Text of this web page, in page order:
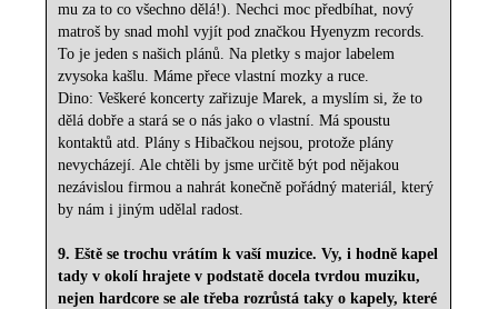
mu za to co všechno dělá!). Nechci moc předbíhat, nový
matroš by snad mohl vyjít pod značkou Hyenyzm records.
To je jeden s našich plánů. Na pletky s major labelem
zvysoka kašlu. Máme přece vlastní mozky a ruce.
Dino: Veškeré koncerty zařizuje Marek, a myslím si, že to
dělá dobře a stará se o nás jako o vlastní. Má spoustu
kontaktů atd. Plány s Hibačkou nejsou, protože plány
nevycházejí. Ale chtěli by jsme určitě být pod nějakou
nezávislou firmou a nahrát konečně pořádný materiál, který
by nám i jiným udělal radost.
9. Eště se trochu vrátím k vaší muzice. Vy, i hodně kapel
tady v okolí hrajete v podstatě docela tvrdou muziku,
nejen hardcore se ale třeba rozrůstá taky o kapely, které